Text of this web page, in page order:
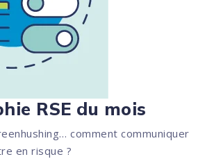
RSE du mois
comment communiquer
en risque ?